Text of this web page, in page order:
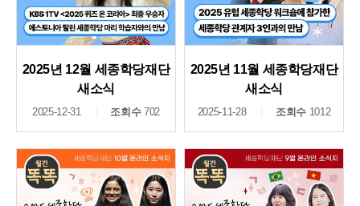
2025년 12월 세종학당재단
새소식
2025-12-31 조회수702
2025년 11월 세종학당재단
새소식
2025-11-28 조회수 1012